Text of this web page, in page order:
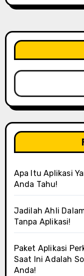
Apa Itu Aplikasi
Anda Tahu!
Jadilah Ahli
Tanpa Aplikasi!
Paket Aplikasi
Saat Ini Adalah
Anda!